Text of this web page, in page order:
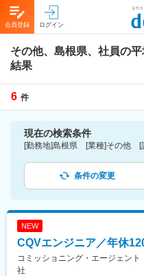
会員登録 ログイン
その他、島根県、社員の
結果
6 件
現在の検索条件
[勤務地]島根県 [業種]その他 [
条件の変更
NEW
CQVエンジニア／年休
コミッショニング・エージェン
社